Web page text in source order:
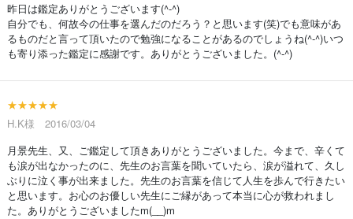
昨日は鑑定ありがとうございます(^-^)
自分でも、何故今の仕事を選んだのだろう？と思います(笑)でも意味があ
るものだと言って頂いたので勉強になることがあるのでしょうね(^-^)いつ
も寄り添った鑑定に感謝です。ありがとうございました。(^-^)
★★★★★
H.K様 2016/03/04
月景先生、又、ご鑑定して頂きありがとうございました。今まで、辛くて
も涙が出なかったのに、先生のお言葉を聞いていたら、涙が溢れて、久し
ぶりに泣く事が出来ました。先生のお言葉を信じて人生を歩んで行きたい
と思います。お心のお優しい先生にご縁があって本当に心が救われまし
た。ありがとうございましたm(__)m